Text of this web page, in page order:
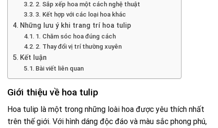
2. Sắp xếp hoa một cách nghệ thuật
3. Kết hợp với các loại hoa khác
Những lưu ý khi trang trí hoa tulip
1. Chăm sóc hoa đúng cách
2. Thay đổi vị trí thường xuyên
Kết luận
Bài viết liên quan
Giới thiệu về hoa tulip
Hoa tulip là một trong những loài hoa được yêu thích nhất
trên thế giới. Với hình dáng độc đáo và màu sắc phong phú,